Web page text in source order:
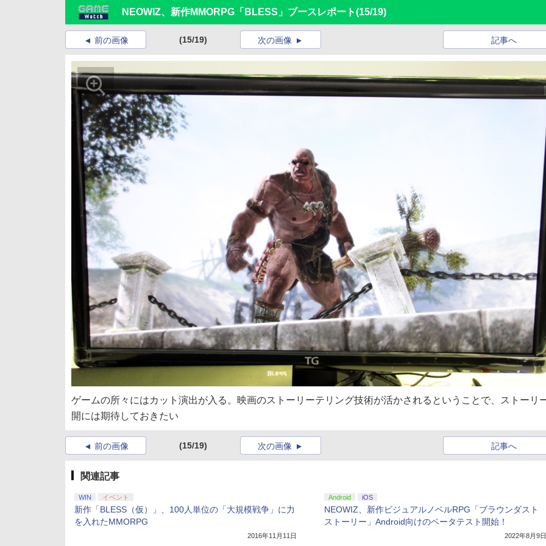
NEOWIZ、新作MMORPG「BLESS」ブースレポート(15/19)
前の画像 (15/19) 記事へ
次の画像
ゲームの所々にはカット演出が入る。映画のストーリーテリング技術が活かされるということで、ストーリ
開には期待しておきたい
前の画像 (15/19) 記事へ
次の画像
関連記事
WIN イベント
新作「BLESS（仮）」、100人単位の「大規模戦争」に力
を入れたMMORPG
2016年11月11日
Android iOS
NEOWIZ、新作ビジュアルノベルRPG「ブラウンダスト
ストーリー」Android向けのベータテスト開始！
2022年8月9日